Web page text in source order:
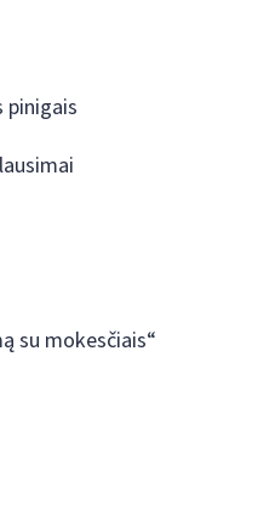
pinigais
su mokesčiais“